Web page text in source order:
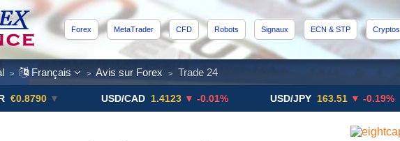
Forex MetaTrader CFD Robots Signaux ECN & STP Cryptos
> Français > Avis sur Forex > Trade 24
▼ USD/CAD 1.4123 ▼ -0.01% USD/JPY 163.51 ▼ -0.19%